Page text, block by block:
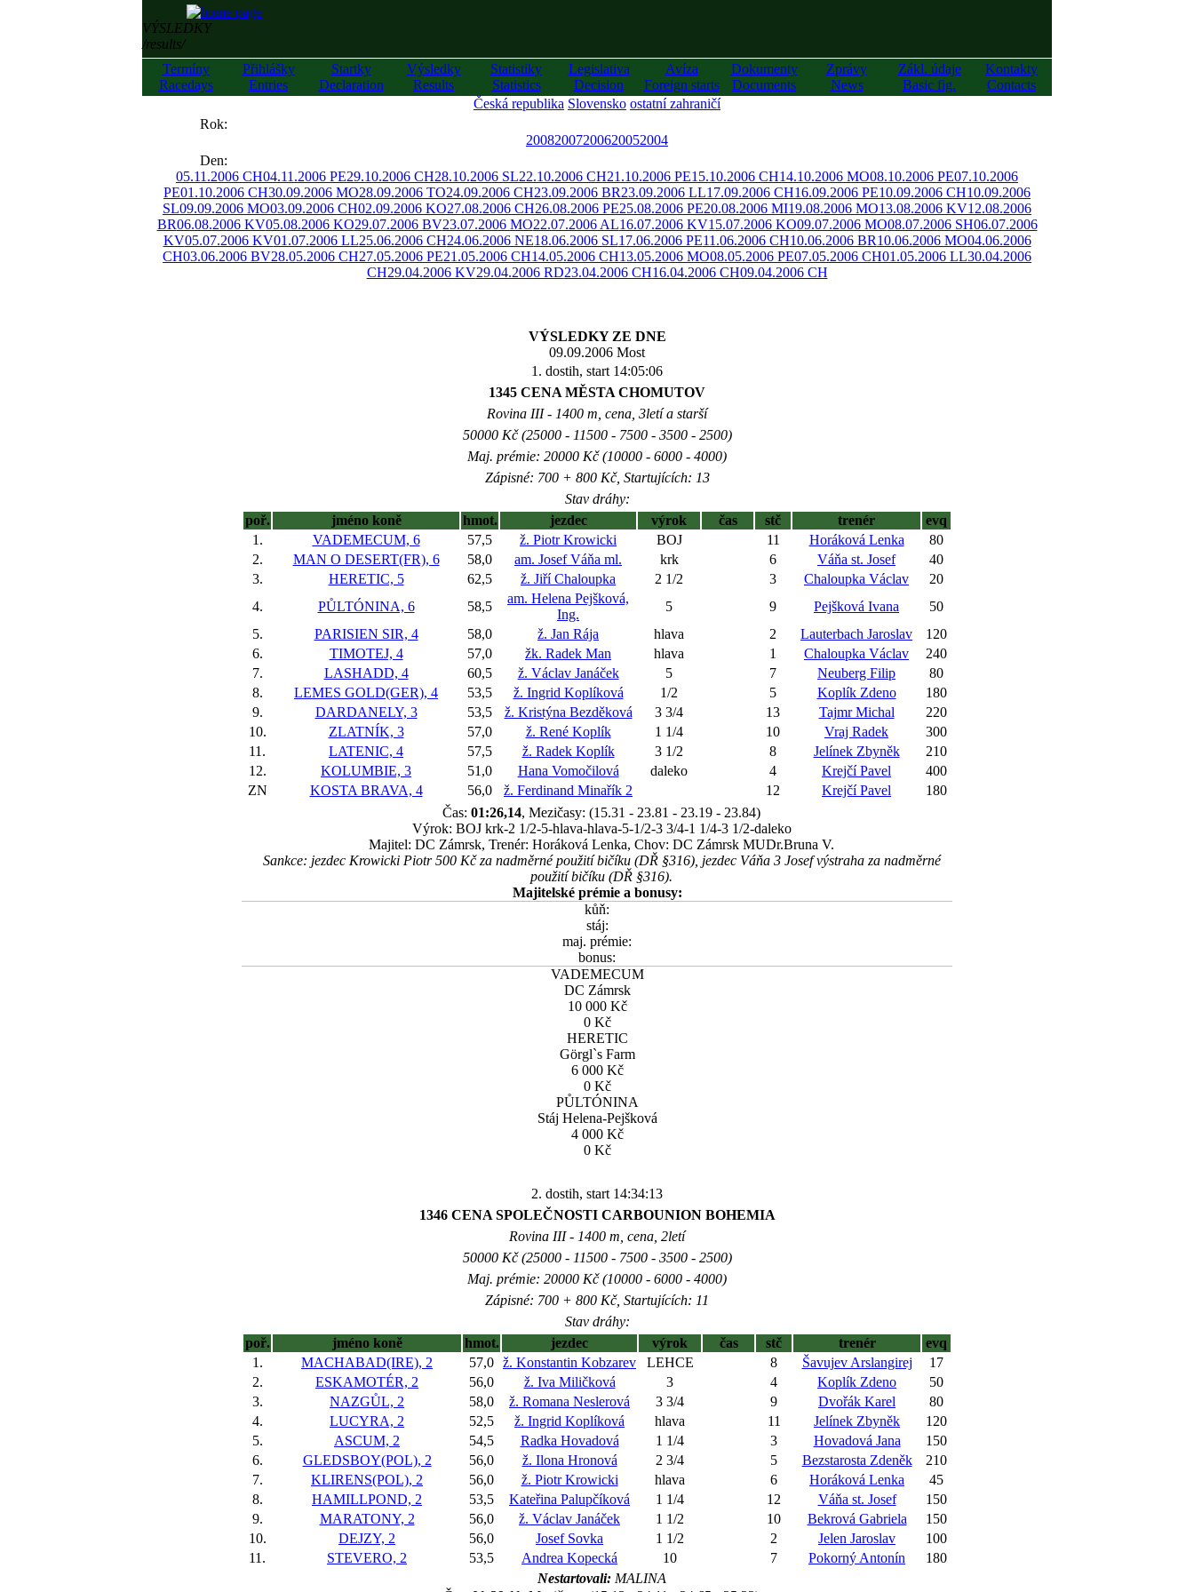
VÝSLEDKY
/results/
Termíny
Racedays
Přihlášky
Entries
Startky
Declaration
Výsledky
Results
Statistiky
Statistics
Legislativa
Decision
Avíza
Foreign starts
Dokumenty
Documents
Zprávy
News
Zákl. údaje
Basic fig.
Kontakty
Contacts
Česká republika Slovensko ostatní zahraničí
Rok:
20082007200620052004
Den:
05.11.2006 CH04.11.2006 PE29.10.2006 CH28.10.2006 SL22.10.2006 CH21.10.2006 PE15.10.2006 CH14.10.2006 MO08.10.2006 PE07.10.2006
PE01.10.2006 CH30.09.2006 MO28.09.2006 TO24.09.2006 CH23.09.2006 BR23.09.2006 LL17.09.2006 CH16.09.2006 PE10.09.2006 CH10.09.2006
SL09.09.2006 MO03.09.2006 CH02.09.2006 KO27.08.2006 CH26.08.2006 PE25.08.2006 PE20.08.2006 MI19.08.2006 MO13.08.2006 KV12.08.2006
BR06.08.2006 KV05.08.2006 KO29.07.2006 BV23.07.2006 MO22.07.2006 AL16.07.2006 KV15.07.2006 KO09.07.2006 MO08.07.2006 SH06.07.2006
KV05.07.2006 KV01.07.2006 LL25.06.2006 CH24.06.2006 NE18.06.2006 SL17.06.2006 PE11.06.2006 CH10.06.2006 BR10.06.2006 MO04.06.2006
CH03.06.2006 BV28.05.2006 CH27.05.2006 PE21.05.2006 CH14.05.2006 CH13.05.2006 MO08.05.2006 PE07.05.2006 CH01.05.2006 LL30.04.2006
CH29.04.2006 KV29.04.2006 RD23.04.2006 CH16.04.2006 CH09.04.2006 CH
VÝSLEDKY ZE DNE
09.09.2006 Most
1. dostih, start 14:05:06
1345 CENA MĚSTA CHOMUTOV
Rovina III - 1400 m, cena, 3letí a starší
50000 Kč (25000 - 11500 - 7500 - 3500 - 2500)
Maj. prémie: 20000 Kč (10000 - 6000 - 4000)
Zápisné: 700 + 800 Kč, Startujících: 13
Stav dráhy:
poř.
jméno koně hmot. jezdec výrok čas stč trenér
evq
1.
VADEMECUM, 6 57,5 ž. Piotr Krowicki BOJ 11 Horáková Lenka
80
2.
MAN O DESERT(FR), 6 58,0 am. Josef Váňa ml. krk 6 Váňa st. Josef
40
3.
HERETIC, 5 62,5 ž. Jiří Chaloupka 2 1/2 3 Chaloupka Václav
20
4.
PŮLTÓNINA, 6 58,5
am. Helena Pejšková,
Ing.
5 9 Pejšková Ivana
50
5.
PARISIEN SIR, 4 58,0 ž. Jan Rája hlava 2 Lauterbach Jaroslav
120
6.
TIMOTEJ, 4 57,0 žk. Radek Man hlava 1 Chaloupka Václav
240
7.
LASHADD, 4 60,5 ž. Václav Janáček 5 7 Neuberg Filip
80
8.
LEMES GOLD(GER), 4 53,5 ž. Ingrid Koplíková 1/2 5 Koplík Zdeno
180
9.
DARDANELY, 3 53,5 ž. Kristýna Bezděková 3 3/4 13 Tajmr Michal
220
10.
ZLATNÍK, 3 57,0 ž. René Koplík 1 1/4 10 Vraj Radek
300
11.
LATENIC, 4 57,5 ž. Radek Koplík 3 1/2 8 Jelínek Zbyněk
210
12.
KOLUMBIE, 3 51,0 Hana Vomočilová daleko 4 Krejčí Pavel
400
ZN
KOSTA BRAVA, 4 56,0 ž. Ferdinand Minařík 2 12 Krejčí Pavel
180
Čas: 01:26,14, Mezičasy: (15.31 - 23.81 - 23.19 - 23.84)
Výrok: BOJ krk-2 1/2-5-hlava-hlava-5-1/2-3 3/4-1 1/4-3 1/2-daleko
Majitel: DC Zámrsk, Trenér: Horáková Lenka, Chov: DC Zámrsk MUDr.Bruna V.
Sankce: jezdec Krowicki Piotr 500 Kč za nadměrné použití bičíku (DŘ §316), jezdec Váňa 3 Josef výstraha za nadměrné
použití bičíku (DŘ §316).
Majitelské prémie a bonusy:
kůň:
stáj:
maj. prémie:
bonus:
VADEMECUM
DC Zámrsk
10 000 Kč
0 Kč
HERETIC
Görgl`s Farm
6 000 Kč
0 Kč
PŮLTÓNINA
Stáj Helena-Pejšková
4 000 Kč
0 Kč
2. dostih, start 14:34:13
1346 CENA SPOLEČNOSTI CARBOUNION BOHEMIA
Rovina III - 1400 m, cena, 2letí
50000 Kč (25000 - 11500 - 7500 - 3500 - 2500)
Maj. prémie: 20000 Kč (10000 - 6000 - 4000)
Zápisné: 700 + 800 Kč, Startujících: 11
Stav dráhy:
poř.
jméno koně hmot. jezdec výrok čas stč trenér
evq
1.
MACHABAD(IRE), 2 57,0 ž. Konstantin Kobzarev LEHCE 8 Šavujev Arslangirej
17
2.
ESKAMOTÉR, 2 56,0 ž. Iva Miličková 3 4 Koplík Zdeno
50
3.
NAZGŮL, 2 58,0 ž. Romana Neslerová 3 3/4 9 Dvořák Karel
80
4.
LUCYRA, 2 52,5 ž. Ingrid Koplíková hlava 11 Jelínek Zbyněk
120
5.
ASCUM, 2 54,5 Radka Hovadová 1 1/4 3 Hovadová Jana
150
6.
GLEDSBOY(POL), 2 56,0 ž. Ilona Hronová 2 3/4 5 Bezstarosta Zdeněk
210
7.
KLIRENS(POL), 2 56,0 ž. Piotr Krowicki hlava 6 Horáková Lenka
45
8.
HAMILLPOND, 2 53,5 Kateřina Palupčíková 1 1/4 12 Váňa st. Josef
150
9.
MARATONY, 2 56,0 ž. Václav Janáček 1 1/2 10 Bekrová Gabriela
150
10.
DEJZY, 2 56,0 Josef Sovka 1 1/2 2 Jelen Jaroslav
100
11.
STEVERO, 2 53,5 Andrea Kopecká 10 7 Pokorný Antonín
180
Nestartovali:MALINA